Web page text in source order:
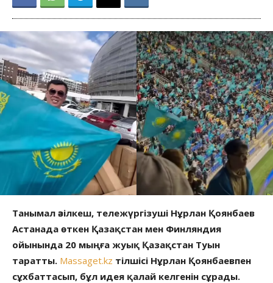
Танымал әзілкеш, тележүргізуші Нұрлан Қоянбаев
Астанада өткен Қазақстан мен Финляндия
ойынында 20 мыңға жуық Қазақстан Туын
таратты. Massaget.kz тілшісі Нұрлан Қоянбаевпен
сұхбаттасып, бұл идея қалай келгенін сұрады.